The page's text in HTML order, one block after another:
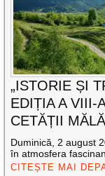
„ISTORIE ȘI
EDIȚIA A VIII-
CETĂȚII
Duminică, 2 august
în atmosfera
CITEȘTE MAI